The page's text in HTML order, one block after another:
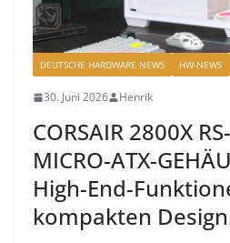
DEUTSCHE HARDWARE NEWS HW-NEWS
30. Juni 2026 Henrik
CORSAIR 2800X
MICRO-ATX-
High-End-
kompakten